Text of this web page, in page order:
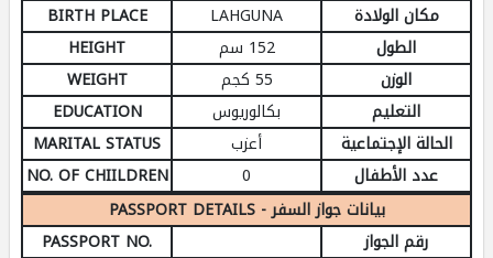
مكان الولادة
LAHGUNA
BIRTH PLACE
الطول
152 سم
HEIGHT
الوزن
55 كجم
WEIGHT
التعليم
بكالوريوس
EDUCATION
الحالة الإجتماعية
أعزب
MARITAL STATUS
عدد الأطفال
0
NO. OF CHIILDREN
PASSPORT DETAILS - بيانات جواز السفر
رقم الجواز
PASSPORT NO.